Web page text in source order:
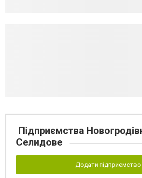
Підприємства
Селидове
Додати підприємство